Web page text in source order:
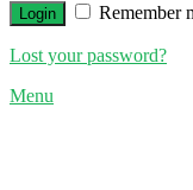
Remember
Lost your password?
Menu